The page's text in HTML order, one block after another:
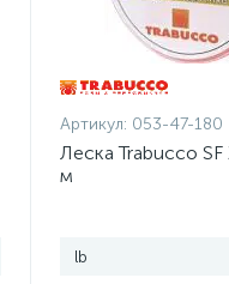
Артикул: 053-47-180
Леска Trabucco SF
м
lb